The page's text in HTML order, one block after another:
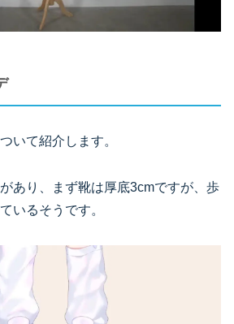
いて紹介します。
あり、まず靴は厚底3cmですが、歩
いるそうです。